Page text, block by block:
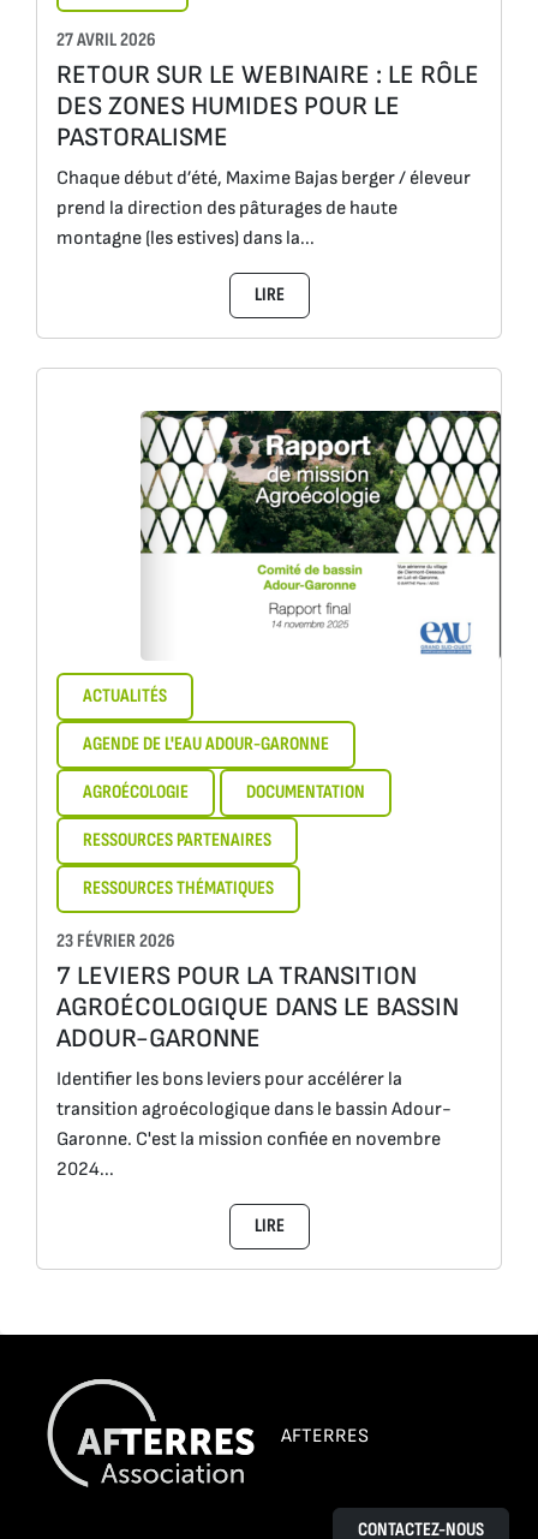
27 AVRIL 2026
RETOUR SUR LE WEBINAIRE : LE RÔLE
DES ZONES HUMIDES POUR LE
PASTORALISME
Chaque début d’été, Maxime Bajas berger / éleveur
prend la direction des pâturages de haute
montagne (les estives) dans la...
LIRE
ACTUALITÉS
AGENDE DE L'EAU ADOUR-GARONNE
AGROÉCOLOGIE DOCUMENTATION
RESSOURCES PARTENAIRES
RESSOURCES THÉMATIQUES
23 FÉVRIER 2026
7 LEVIERS POUR LA TRANSITION
AGROÉCOLOGIQUE DANS LE BASSIN
ADOUR-GARONNE
Identifier les bons leviers pour accélérer la
transition agroécologique dans le bassin Adour-
Garonne. C'est la mission confiée en novembre
2024...
LIRE
AFTERRES
CONTACTEZ-NOUS